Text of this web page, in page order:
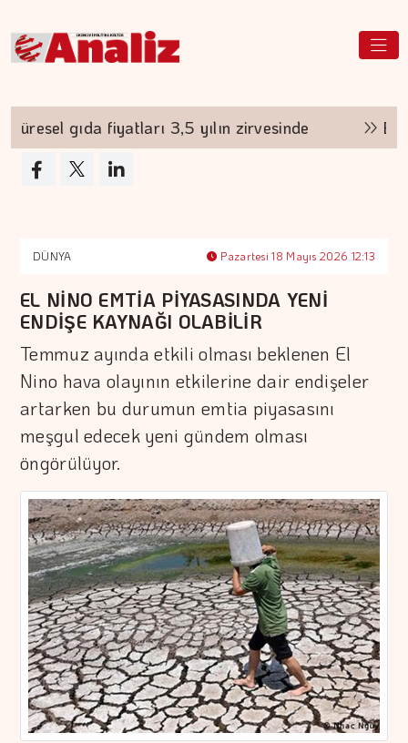
gıda fiyatları 3,5 yılın zirvesinde
DÜNYA Pazartesi 18 Mayıs 2026 12:13
EL NİNO EMTİA PİYASASINDA YENİ
ENDİŞE KAYNAĞI OLABİLİR
Temmuz ayında etkili olması beklenen El
Nino hava olayının etkilerine dair endişeler
artarken bu durumun emtia piyasasını
meşgul edecek yeni gündem olması
öngörülüyor.